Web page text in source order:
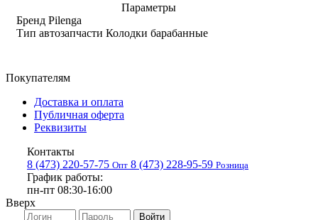
Параметры
Бренд Pilenga
Тип автозапчасти Колодки барабанные
Покупателям
Доставка и оплата
Публичная оферта
Реквизиты
Контакты
8 (473) 220-57-75 Опт 8 (473) 228-95-59 Розница
График работы:
пн-пт 08:30-16:00
Вверх
Войти